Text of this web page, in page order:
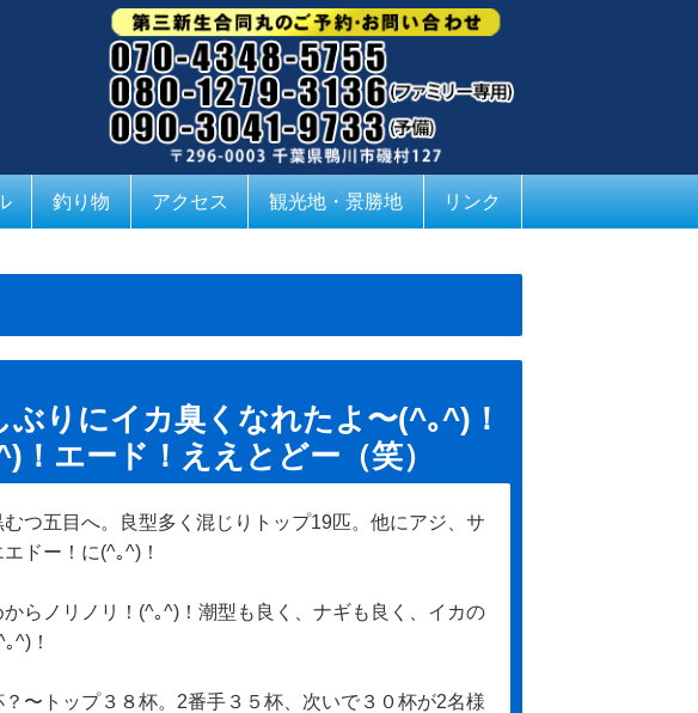
釣り物 アクセス 観光地・景勝地 リンク
りにイカ臭くなれたよ〜(^｡^)！
エード！ええとどー（笑）
つ五目へ。良型多く混じりトップ19匹。他にアジ、サ
ドー！に(^｡^)！
らノリノリ！(^｡^)！潮型も良く、ナギも良く、イカの
^)！
〜トップ３８杯。2番手３５杯、次いで３０杯が2名様